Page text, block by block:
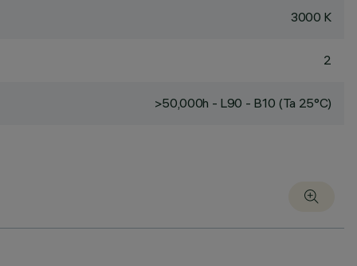
3000 K
2
>50,000h - L90 - B10 (Ta 25°C)